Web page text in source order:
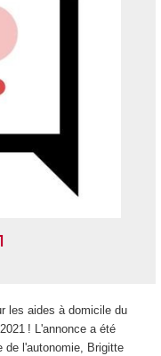
les aides à domicile du
! L'annonce a été
de l'autonomie, Brigitte